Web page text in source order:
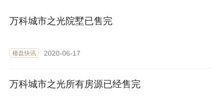
万科城市之光院墅已售完
楼盘快讯 2020-06-17
万科城市之光所有房源已经售完